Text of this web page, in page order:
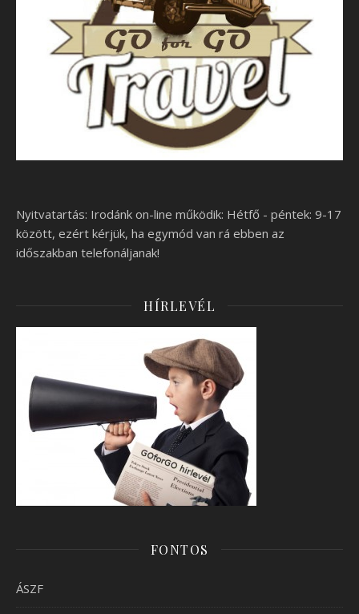
Nyitvatartás: Irodánk on-line működik: Hétfő - péntek: 9-17
között, ezért kérjük, ha egymód van rá ebben az
időszakban telefonáljanak!
HÍRLEVÉL
FONTOS
ÁSZF